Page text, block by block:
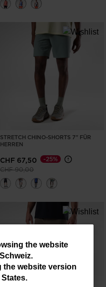
the website
Schweiz.
the website version
.
STRETCH CHINO-SHORTS 7" FÜR
HERREN
CHF 67,50
Preis reduziert von
CHF 90,00auf
-25%